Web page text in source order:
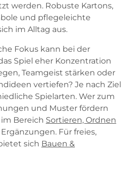
werden. Robuste Kartons,
und pflegeleichte
im Alltag aus.
Fokus kann bei der
Spiel eher Konzentration
Teamgeist stärken oder
vertiefen? Je nach Ziel
Spielarten. Wer zum
und Muster fördern
Bereich Sortieren, Ordnen
Für freies,
sich Bauen &